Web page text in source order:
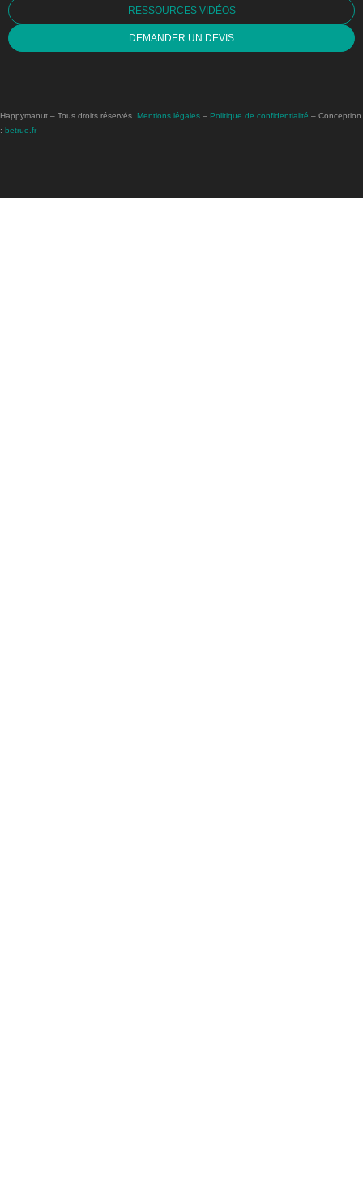
RESSOURCES VIDÉOS
DEMANDER UN DEVIS
Happymanut – Tous droits réservés. Mentions légales – Politique de confidentialité – Conception
: betrue.fr